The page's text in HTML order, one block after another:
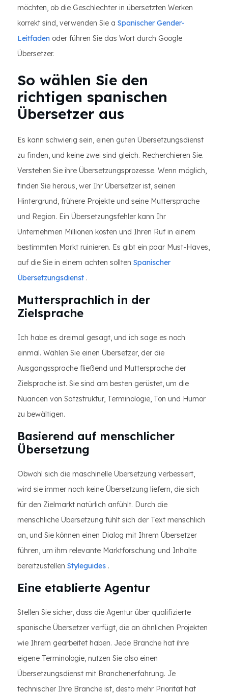
möchten, ob die Geschlechter in übersetzten Werken
korrekt sind, verwenden Sie a Spanischer Gender-
Leitfaden oder führen Sie das Wort durch Google
Übersetzer.
So wählen Sie den
richtigen spanischen
Übersetzer aus
Es kann schwierig sein, einen guten Übersetzungsdienst
zu finden, und keine zwei sind gleich. Recherchieren Sie.
Verstehen Sie ihre Übersetzungsprozesse. Wenn möglich,
finden Sie heraus, wer Ihr Übersetzer ist, seinen
Hintergrund, frühere Projekte und seine Muttersprache
und Region. Ein Übersetzungsfehler kann Ihr
Unternehmen Millionen kosten und Ihren Ruf in einem
bestimmten Markt ruinieren. Es gibt ein paar Must-Haves,
auf die Sie in einem achten sollten Spanischer
Übersetzungsdienst .
Muttersprachlich in der
Zielsprache
Ich habe es dreimal gesagt, und ich sage es noch
einmal. Wählen Sie einen Übersetzer, der die
Ausgangssprache fließend und Muttersprache der
Zielsprache ist. Sie sind am besten gerüstet, um die
Nuancen von Satzstruktur, Terminologie, Ton und Humor
zu bewältigen.
Basierend auf menschlicher
Übersetzung
Obwohl sich die maschinelle Übersetzung verbessert,
wird sie immer noch keine Übersetzung liefern, die sich
für den Zielmarkt natürlich anfühlt. Durch die
menschliche Übersetzung fühlt sich der Text menschlich
an, und Sie können einen Dialog mit Ihrem Übersetzer
führen, um ihm relevante Marktforschung und Inhalte
bereitzustellen Styleguides .
Eine etablierte Agentur
Stellen Sie sicher, dass die Agentur über qualifizierte
spanische Übersetzer verfügt, die an ähnlichen Projekten
wie Ihrem gearbeitet haben. Jede Branche hat ihre
eigene Terminologie, nutzen Sie also einen
Übersetzungsdienst mit Branchenerfahrung. Je
technischer Ihre Branche ist, desto mehr Priorität hat